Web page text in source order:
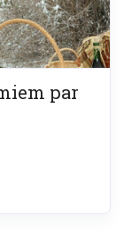
par